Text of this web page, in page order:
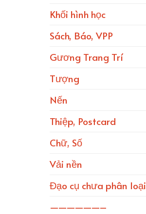
Khối hình học
Sách, Báo, VPP
Gương Trang Trí
Tượng
Nến
Thiệp, Postcard
Chữ, Số
Vải nền
Đạo cụ chưa phân loại
——————–